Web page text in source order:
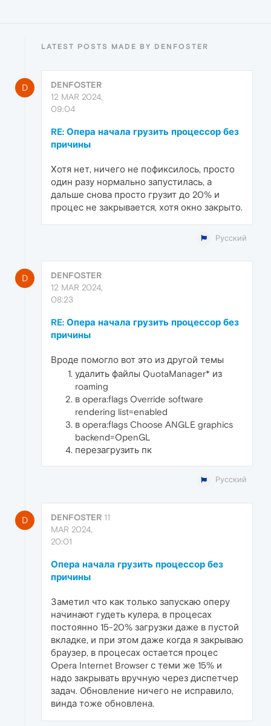
LATEST POSTS MADE BY DENFOSTER
D
DENFOSTER
12 MAR 2024,
09:04
RE: Опера начала грузить процессор без
причины
Хотя нет, ничего не пофиксилось, просто
один разу нормально запустилась, а
дальше снова просто грузит до 20% и
процес не закрывается, хотя окно закрыто.
Русский
D
DENFOSTER
12 MAR 2024,
08:23
RE: Опера начала грузить процессор без
причины
Вроде помогло вот это из другой темы
удалить файлы QuotaManager* из
roaming
в opera:flags Override software
rendering list=enabled
в opera:flags Choose ANGLE graphics
backend=OpenGL
перезагрузить пк
Русский
D DENFOSTER 11
MAR 2024,
20:01
Опера начала грузить процессор без
причины
Заметил что как только запускаю оперу
начинают гудеть кулера, в процесах
постоянно 15-20% загрузки даже в пустой
вкладке, и при этом даже когда я закрываю
браузер, в процесах остается процес
Opera Internet Browser с теми же 15% и
надо закрывать вручную через диспетчер
задач. Обновление ничего не исправило,
винда тоже обновлена.